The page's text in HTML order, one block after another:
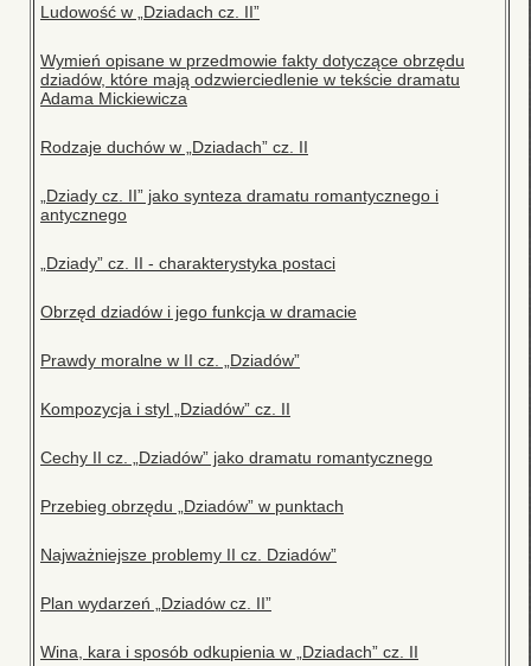
Ludowość w „Dziadach cz. II”
Wymień opisane w przedmowie fakty dotyczące obrzędu
dziadów, które mają odzwierciedlenie w tekście dramatu
Adama Mickiewicza
Rodzaje duchów w „Dziadach” cz. II
„Dziady cz. II” jako synteza dramatu romantycznego i
antycznego
„Dziady” cz. II - charakterystyka postaci
Obrzęd dziadów i jego funkcja w dramacie
Prawdy moralne w II cz. „Dziadów”
Kompozycja i styl „Dziadów” cz. II
Cechy II cz. „Dziadów” jako dramatu romantycznego
Przebieg obrzędu „Dziadów” w punktach
Najważniejsze problemy II cz. Dziadów”
Plan wydarzeń „Dziadów cz. II”
Wina, kara i sposób odkupienia w „Dziadach” cz. II